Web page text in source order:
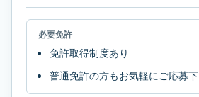
必要免許
免許取得制度あり
普通免許の方もお気軽にご応募